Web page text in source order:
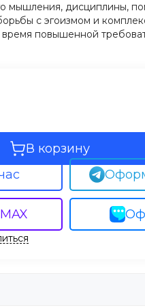
мышления, дисциплины,
с эгоизмом и
время повышенной
В корзину